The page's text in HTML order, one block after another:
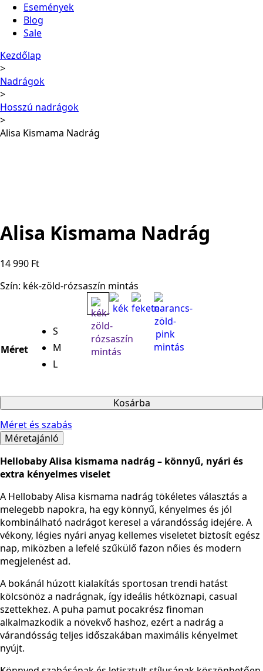
Események
Blog
Sale
Kezdőlap
Nadrágok
Hosszú nadrágok
Alisa Kismama Nadrág
Alisa Kismama Nadrág
14 990 Ft
Szín: kék-zöld-rózsaszín mintás
Méret
S
M
L
Kosárba
Méret és szabás
Méretajánló
Hellobaby Alisa kismama nadrág – könnyű, nyári és
extra kényelmes viselet
A Hellobaby Alisa kismama nadrág tökéletes választás a
melegebb napokra, ha egy könnyű, kényelmes és jól
kombinálható nadrágot keresel a várandósság idejére. A
vékony, légies nyári anyag kellemes viseletet biztosít egész
nap, miközben a lefelé szűkülő fazon nőies és modern
megjelenést ad.
A bokánál húzott kialakítás sportosan trendi hatást
kölcsönöz a nadrágnak, így ideális hétköznapi, casual
szettekhez. A puha pamut pocakrész finoman
alkalmazkodik a növekvő hashoz, ezért a nadrág a
várandósság teljes időszakában maximális kényelmet
nyújt.